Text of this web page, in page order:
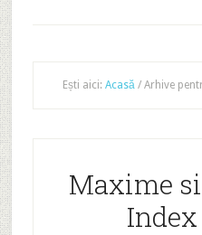
Ești aici: Acasă /Arhive
Maxime